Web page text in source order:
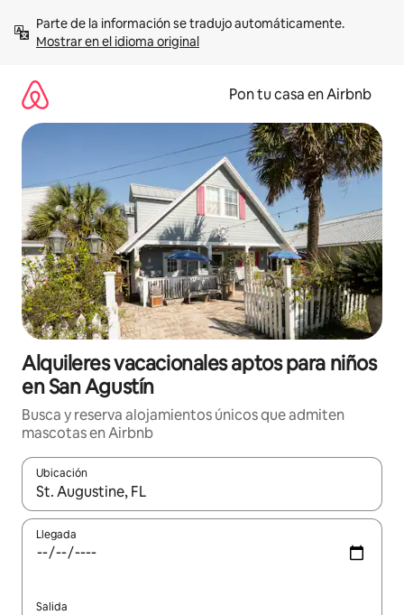
contenidoMostrar en el idioma original
Pon tu casa en Airbnb
Alquileres vacacionales aptos para niños
en San Agustín
Busca y reserva alojamientos únicos que admiten
mascotas en Airbnb
Ubicación
Cuando los resultados estén disponibles, navega con las
Llegada
Salida